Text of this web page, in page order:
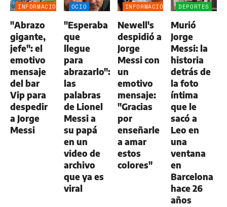
INFORMACIÓN
"Abrazo
gigante,
jefe": el
emotivo
mensaje
del bar
Vip para
despedir
a Jorge
Messi
OCIO
"Esperaba
que
llegue
para
abrazarlo":
las
palabras
de Lionel
Messi a
su papá
en un
video de
archivo
que ya es
viral
INFORMACIÓN
Newell's
despidió a
Jorge
Messi con
un
emotivo
mensaje:
"Gracias
por
enseñarle
a amar
estos
colores"
DEPORTES
Murió
Jorge
Messi: la
historia
detrás de
la foto
íntima
que le
sacó a
Leo en
una
ventana
en
Barcelona
hace 26
años